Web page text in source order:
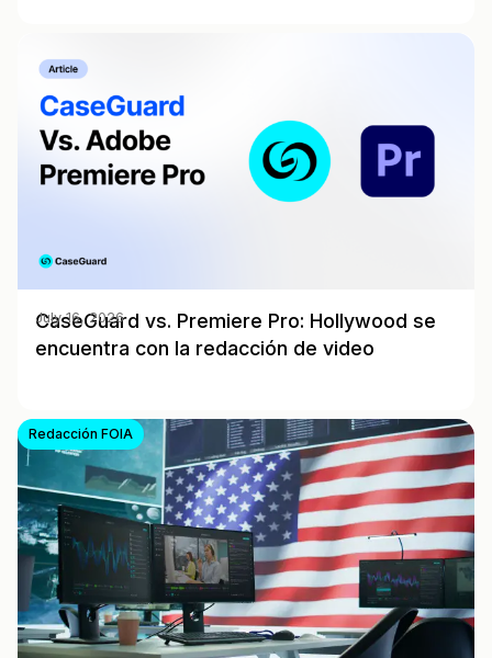
CaseGuard vs. Premiere Pro: Hollywood se
encuentra con la redacción de video
July 16, 2026
Redacción FOIA